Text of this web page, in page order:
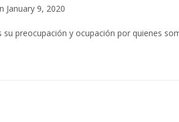
January 9, 2020
preocupación y ocupación por quienes